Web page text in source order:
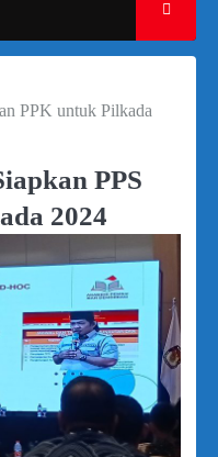
PPK untuk Pilkada
PPS
2024